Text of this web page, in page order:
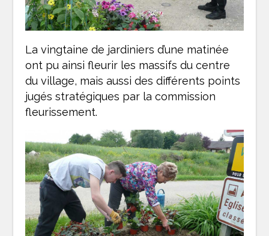
La vingtaine de jardiniers d’une matinée
ont pu ainsi fleurir les massifs du centre
du village, mais aussi des différents points
jugés stratégiques par la commission
fleurissement.